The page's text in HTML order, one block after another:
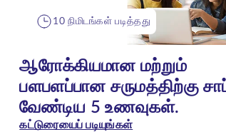
10 நிமிடங்கள் படித்தது
ஆரோக்கியமான மற்றும்
பளபளப்பான சருமத்திற்கு
வேண்டிய 5 உணவுகள்.
கட்டுரையைப் படியுங்கள்